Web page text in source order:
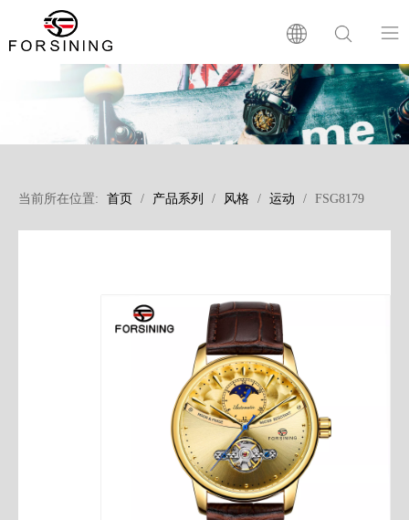
首页
品牌简介
产品系列
常问问题
联系我们
当前所在位置: 首页 / 产品系列 / 风格 / 运动 / FSG8179